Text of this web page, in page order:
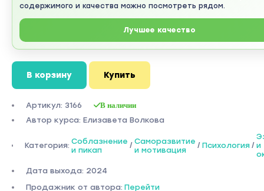
содержимого и качества можно посмотреть рядом.
Лучшее качество
В корзину Купить
Артикул: 3166 В наличии
Автор курса: Елизавета Волкова
Категория: Соблазнение
и пикап
/ Саморазвитие
и мотивация
/ Психология / и
Дата выхода: 2024
Продажник от автора: Перейти